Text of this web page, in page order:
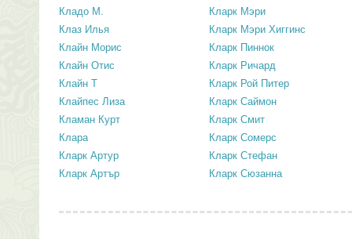
Кладо М.
Клаз Илья
Клайн Морис
Клайн Отис
Клайн Т
Клайпес Лиза
Кламан Курт
Клара
Кларк Артур
Кларк Артър
Кларк Мэри
Кларк Мэри Хиггинс
Кларк Пиннок
Кларк Ричард
Кларк Рой Питер
Кларк Саймон
Кларк Смит
Кларк Сомерс
Кларк Стефан
Кларк Сюзанна